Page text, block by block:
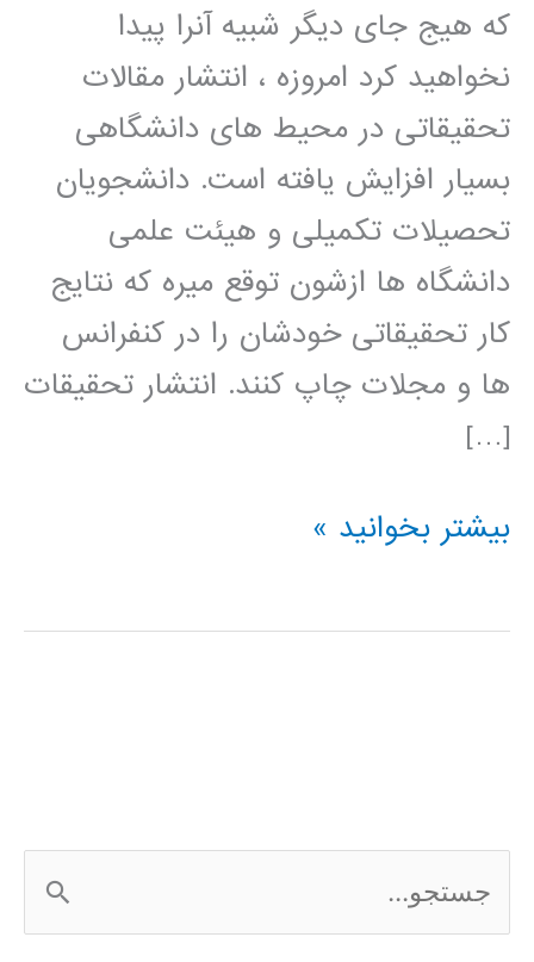
که هیج جای دیگر شبیه آنرا پیدا
نخواهید کرد امروزه ، انتشار مقالات
تحقیقاتی در محیط های دانشگاهی
بسیار افزایش یافته است. دانشجویان
تحصیلات تکمیلی و هیئت علمی
دانشگاه ها ازشون توقع میره که نتایج
کار تحقیقاتی خودشان را در کنفرانس
ها و مجلات چاپ کنند. انتشار تحقیقات
[…]
راهنمای
مقاله
بیشتر بخوانید »
س